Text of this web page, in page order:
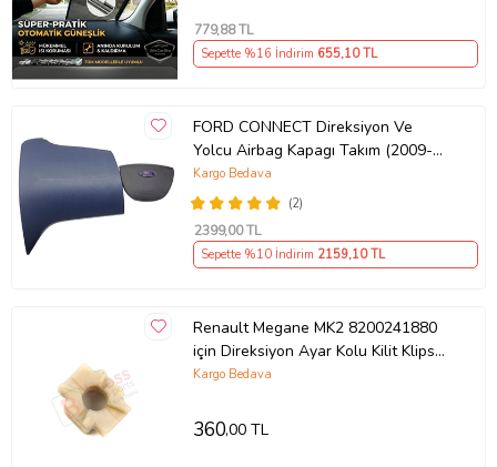
779,88 TL
Sepette %16 İndirim 655,10 TL
FORD CONNECT Direksiyon Ve
Yolcu Airbag Kapagı Takım (2009-
2014) İthal Üretim
(2)
Kargo Bedava
2399,00 TL
Sepette %10 İndirim 2159,10 TL
Renault Megane MK2 8200241880
için Direksiyon Ayar Kolu Kilit Klips
Plastiği
Kargo Bedava
360,00 TL